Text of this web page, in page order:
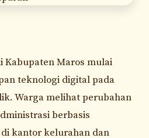
Kabupaten Maros mulai
teknologi digital pada
Warga melihat perubahan
berbasis
kantor kelurahan dan